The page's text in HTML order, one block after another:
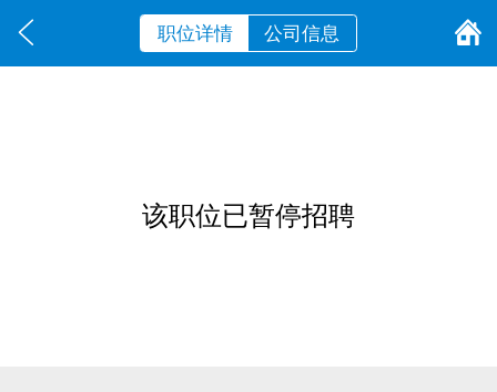
职位详情 公司信息
该职位已暂停招聘